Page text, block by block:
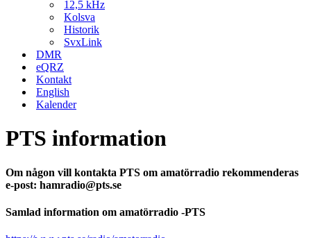
12,5 kHz
Kolsva
Historik
SvxLink
DMR
eQRZ
Kontakt
English
Kalender
PTS information
Om någon vill kontakta PTS om amatörradio rekommenderas
e-post: hamradio@pts.se
Samlad information om amatörradio -PTS